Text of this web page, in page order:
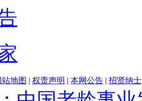
站地图 | 权责声明 | 本网公告 | 招贤纳士